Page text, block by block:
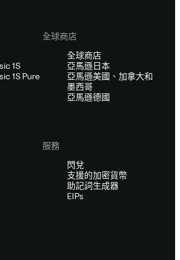
1S
1S Pure
全球商店
全球商店
亞馬遜日本
亞馬遜美國、加拿大和
墨西哥
亞馬遜德國
服務
閃兌
支援的加密貨幣
助記詞生成器
EIPs